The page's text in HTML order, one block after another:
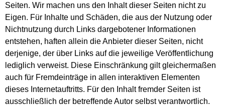
Seiten. Wir machen uns den Inhalt dieser Seiten nicht zu
Eigen. Für Inhalte und Schäden, die aus der Nutzung oder
Nichtnutzung durch Links dargebotener Informationen
entstehen, haften allein die Anbieter dieser Seiten, nicht
derjenige, der über Links auf die jeweilige Veröffentlichung
lediglich verweist. Diese Einschränkung gilt gleichermaßen
auch für Fremdeinträge in allen interaktiven Elementen
dieses Internetauftritts. Für den Inhalt fremder Seiten ist
ausschließlich der betreffende Autor selbst verantwortlich.